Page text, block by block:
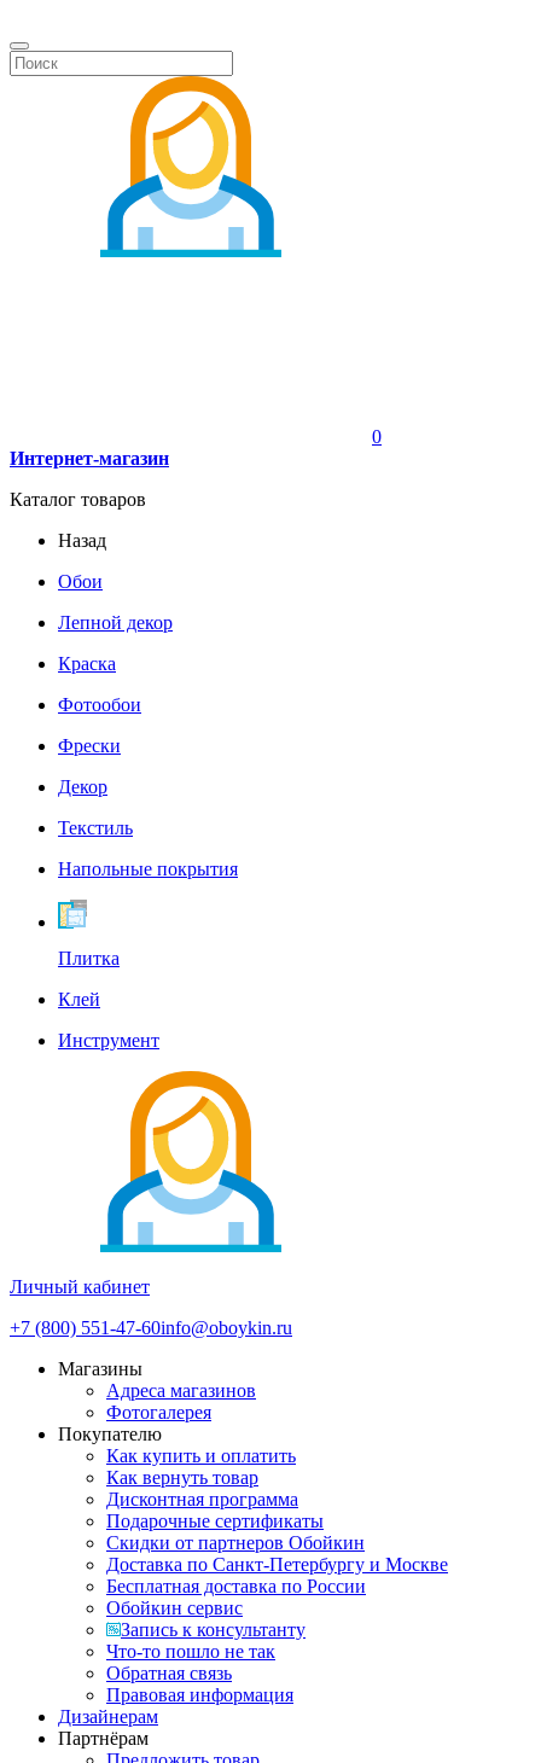
0
Интернет-магазин
Каталог товаров
Назад
Обои
Лепной декор
Краска
Фотообои
Фрески
Декор
Текстиль
Напольные покрытия
Плитка
Клей
Инструмент
Личный кабинет
+7 (800) 551-47-60info@oboykin.ru
Магазины
Адреса магазинов
Фотогалерея
Покупателю
Как купить и оплатить
Как вернуть товар
Дисконтная программа
Подарочные сертификаты
Скидки от партнеров Обойкин
Доставка по Санкт-Петербургу и Москве
Бесплатная доставка по России
Обойкин сервис
Запись к консультанту
Что-то пошло не так
Обратная связь
Правовая информация
Дизайнерам
Партнёрам